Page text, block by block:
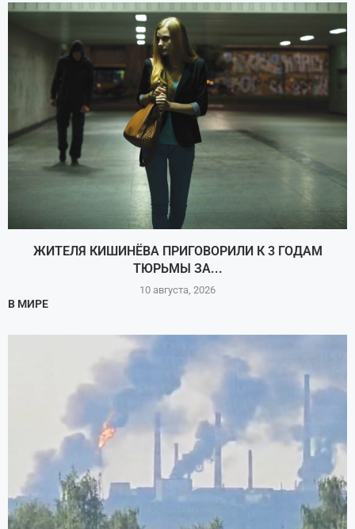
ЖИТЕЛЯ КИШИНЁВА ПРИГОВОРИЛИ К 3 ГОДАМ
ТЮРЬМЫ ЗА...
10 августа, 2026
В МИРЕ